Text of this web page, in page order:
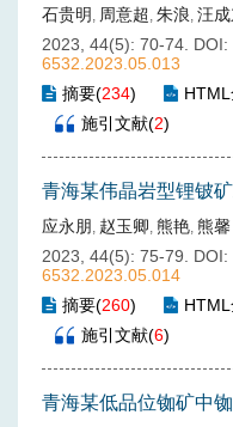
石贵明 , 周意超 , 朱浪, 汪
2023, 44(5): 70-74. DOI:
6532.2023.05.013
摘要(234)
施引文献(2)
青海某伟晶岩型锂铍
应永朋, 赵玉卿, 熊艳, 熊馨
2023, 44(5): 75-79.
DOI:
6532.2023.05.014
摘要(260)
施引文献(6)
青海某低品位铷矿中